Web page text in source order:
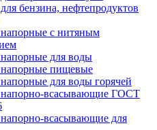
бензина, нефтепродуктов
напорные с нитяным
для воды
напорные пищевые
для воды горячей
напорно-всасывающие ГОСТ
всасывающие для